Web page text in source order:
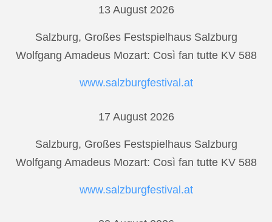
13 August 2026
Salzburg, Großes Festspielhaus Salzburg
Wolfgang Amadeus Mozart: Così fan tutte KV 588
www.salzburgfestival.at
17 August 2026
Salzburg, Großes Festspielhaus Salzburg
Wolfgang Amadeus Mozart: Così fan tutte KV 588
www.salzburgfestival.at